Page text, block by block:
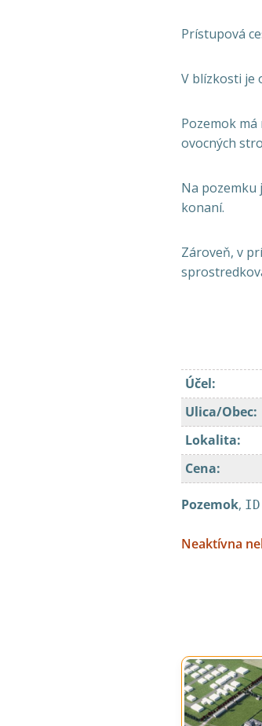
Prístupová
V blízkosti je
Pozemok
ovocných
Na pozemku
konaní.
Zároveň, v
Účel:
Ulica/Obec:
Lokalita:
Cena:
Pozemok,
Neaktívna